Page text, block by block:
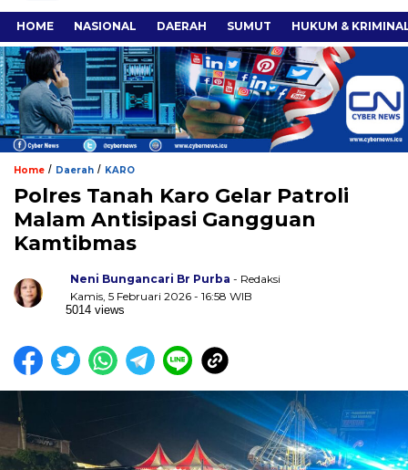
HOME NASIONAL DAERAH SUMUT HUKUM &
Home / Daerah / KARO
Polres Tanah Karo Gelar Patroli
Malam Antisipasi Gangguan
Kamtibmas
Neni Bungancari Br Purba - Redaksi
Kamis, 5 Februari 2026 - 16:58 WIB
5014 views